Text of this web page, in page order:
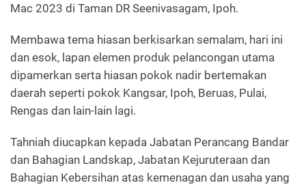
Mac 2023 di Taman DR Seenivasagam, Ipoh.
Membawa tema hiasan berkisarkan semalam, hari ini
dan esok, lapan elemen produk pelancongan utama
dipamerkan serta hiasan pokok nadir bertemakan
daerah seperti pokok Kangsar, Ipoh, Beruas, Pulai,
Rengas dan lain-lain lagi.
Tahniah diucapkan kepada Jabatan Perancang Bandar
dan Bahagian Landskap, Jabatan Kejuruteraan dan
Bahagian Kebersihan atas kemenagan dan usaha yang